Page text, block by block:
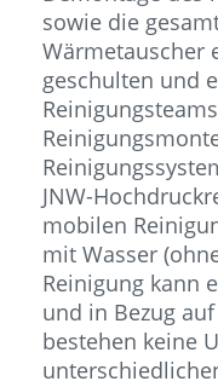
sowie die
Wärmetauscher
geschulten und
JNW-
mobilen
mit Wasser
Reinigung kann
und in Bezug
bestehen keine